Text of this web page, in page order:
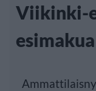
Viikinki-